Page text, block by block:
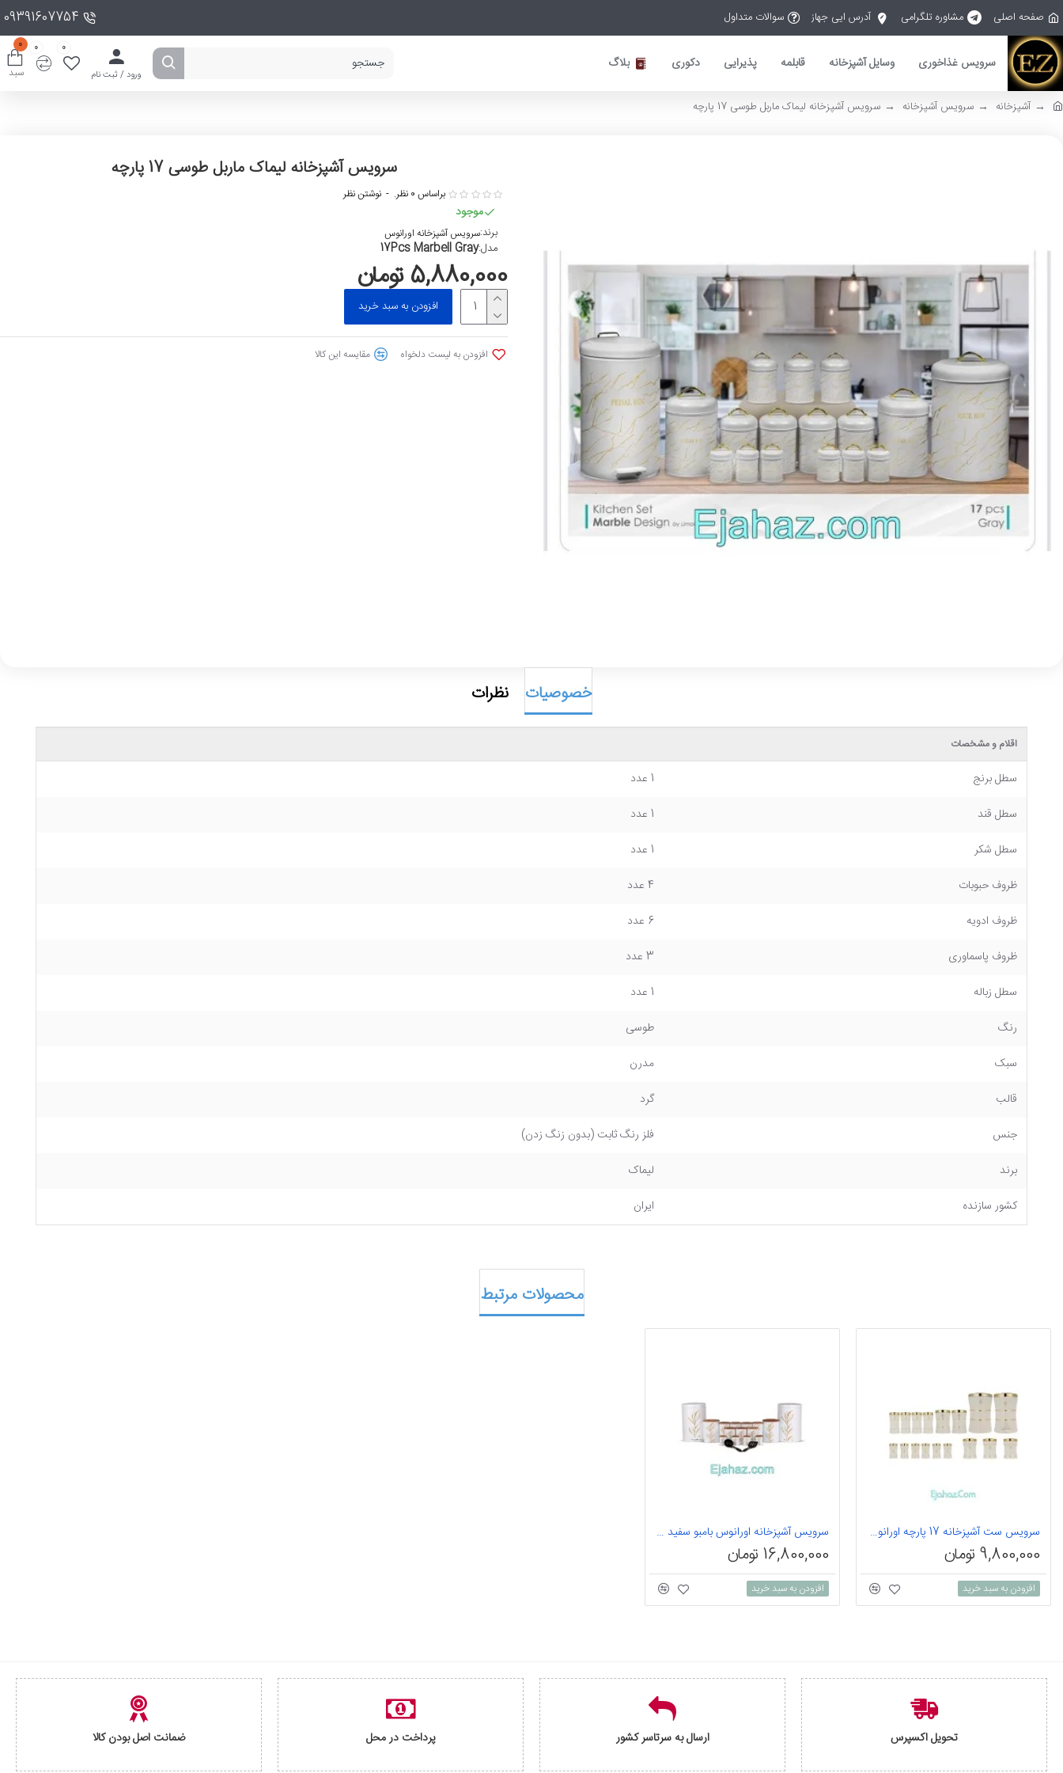
صفحه اصلی مشاوره تلگرامی آدرس ایی جهاز سوالات متداول 09391607754
سرویس غذاخوری وسایل آشپزخانه قابلمه پذیرایی دکوری بلاگ
ورود / ثبت نام
0
0
سبد
0
آشپزخانه سرویس آشپزخانه سرویس آشپزخانه لیماک ماربل طوسی 17 پارچه
سرویس آشپزخانه لیماک ماربل طوسی 17 پارچه
موجود
برند:سرویس آشپزخانه اورانوس
مدل:17Pcs Marbell Gray
براساس 0 نظر. - نوشتن نظر
5,880,000 تومان
افزودن به سبد خرید
افزودن به لیست دلخواه مقایسه این کالا
خصوصیات نظرات
اقلام و مشخصات
سطل برنج
1 عدد
سطل قند
1 عدد
سطل شکر
1 عدد
ظروف حبوبات
4 عدد
ظروف ادویه
6 عدد
ظروف پاسماوری
3 عدد
سطل زباله
1 عدد
رنگ
طوسی
سبک
مدرن
قالب
گرد
جنس
فلز رنگ ثابت (بدون زنگ زدن)
برند
لیماک
کشور سازنده
ایران
محصولات مرتبط
سرویس ست آشپزخانه 17 پارچه اورانوس مدل Classic کد 3-710
9,800,000 تومان
افزودن به سبد خرید
سرویس آشپزخانه اورانوس بامبو سفید 17 پارچه
16,800,000 تومان
افزودن به سبد خرید
تحویل اکسپرس ارسال به سرتاسر کشور پرداخت در محل ضمانت اصل بودن کالا